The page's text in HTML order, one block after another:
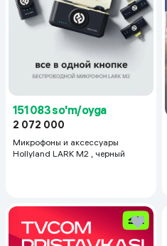
151 083 so'm/oyga
2 072 000
Микрофоны и аксессуары
Hollyland LARK M2 , черный